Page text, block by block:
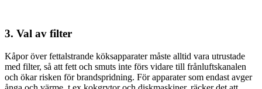
3. Val av filter
Kåpor över fettalstrande köksapparater måste alltid vara utrustade
med filter, så att fett och smuts inte förs vidare till frånluftskanalen
och ökar risken för brandspridning. För apparater som endast avger